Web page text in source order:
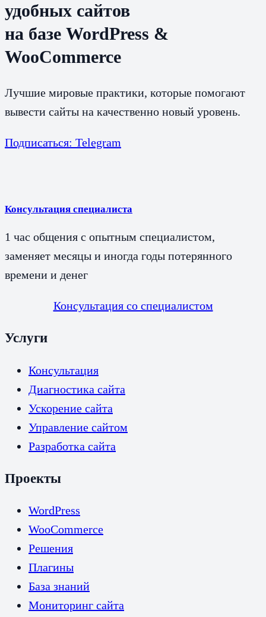
удобных сайтов
на базе WordPress &
WooCommerce
Лучшие мировые практики, которые помогают
вывести сайты на качественно новый уровень.
Подписаться: Telegram
Консультация специалиста
1 час общения с опытным специалистом,
заменяет месяцы и иногда годы потерянного
времени и денег
Консультация со специалистом
Услуги
Консультация
Диагностика сайта
Ускорение сайта
Управление сайтом
Разработка сайта
Проекты
WordPress
WooCommerce
Решения
Плагины
База знаний
Мониторинг сайта